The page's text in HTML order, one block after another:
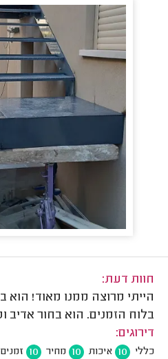
חוות דעת:
הייתי מרוצה ממנו מאוד! הוא
בלוח הזמנים. הוא בחור אדיב
דירוגים:
כללי 10 איכות 10 מחיר 10 זמנים